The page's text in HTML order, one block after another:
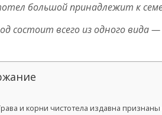
большой принадлежит к
состоит всего из одного вида
и корни чистотела издавна